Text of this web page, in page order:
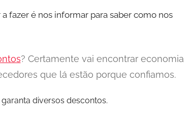
fazer é nos informar para saber como nos
? Certamente vai encontrar economia
que lá estão porque confiamos.
garanta diversos descontos.